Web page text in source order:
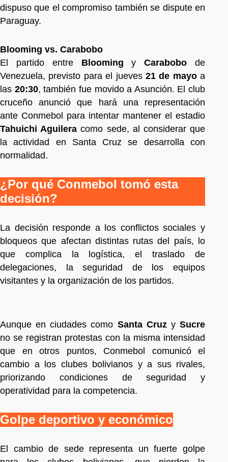
dispuso que el compromiso también se dispute en
Paraguay.
Blooming vs. Carabobo
El partido entre Blooming yCarabobo de
Venezuela, previsto para el jueves 21 de mayoa
las 20:30, también fue movido a Asunción. El club
cruceño anunció que hará una representación
ante Conmebol para intentar mantener el estadio
Tahuichi Aguilera como sede, al considerar que
la actividad en Santa Cruz se desarrolla con
normalidad.
¿Por qué Conmebol tomó esta
decisión?
La decisión responde a los conflictos sociales y
bloqueos que afectan distintas rutas del país, lo
que complica la logística, el traslado de
delegaciones, la seguridad de los equipos
visitantes y la organización de los partidos.
Aunque en ciudades como Santa CruzySucre
no se registran protestas con la misma intensidad
que en otros puntos, Conmebol comunicó el
cambio a los clubes bolivianos y a sus rivales,
priorizando condiciones de seguridad y
operatividad para la competencia.
Golpe deportivo y económico
El cambio de sede representa un fuerte golpe